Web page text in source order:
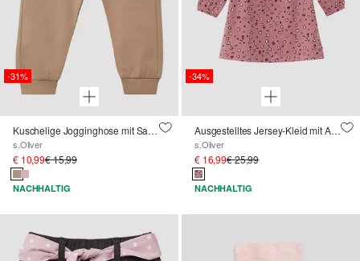
-31%
Kuschelige Jogginghose mit Satin-Schleife
s.Oliver
€ 10,99€ 15,99
NACHHALTIG
-34%
Ausgestelltes Jersey-Kleid mit All-over-Print
s.Oliver
€ 16,99€ 25,99
NACHHALTIG